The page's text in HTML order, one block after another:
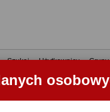
Szukaj•Użytkownicy•Grupy